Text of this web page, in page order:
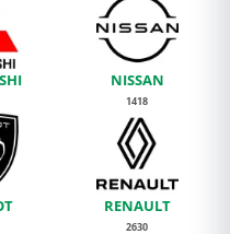
NISSAN
1418
RENAULT
2630